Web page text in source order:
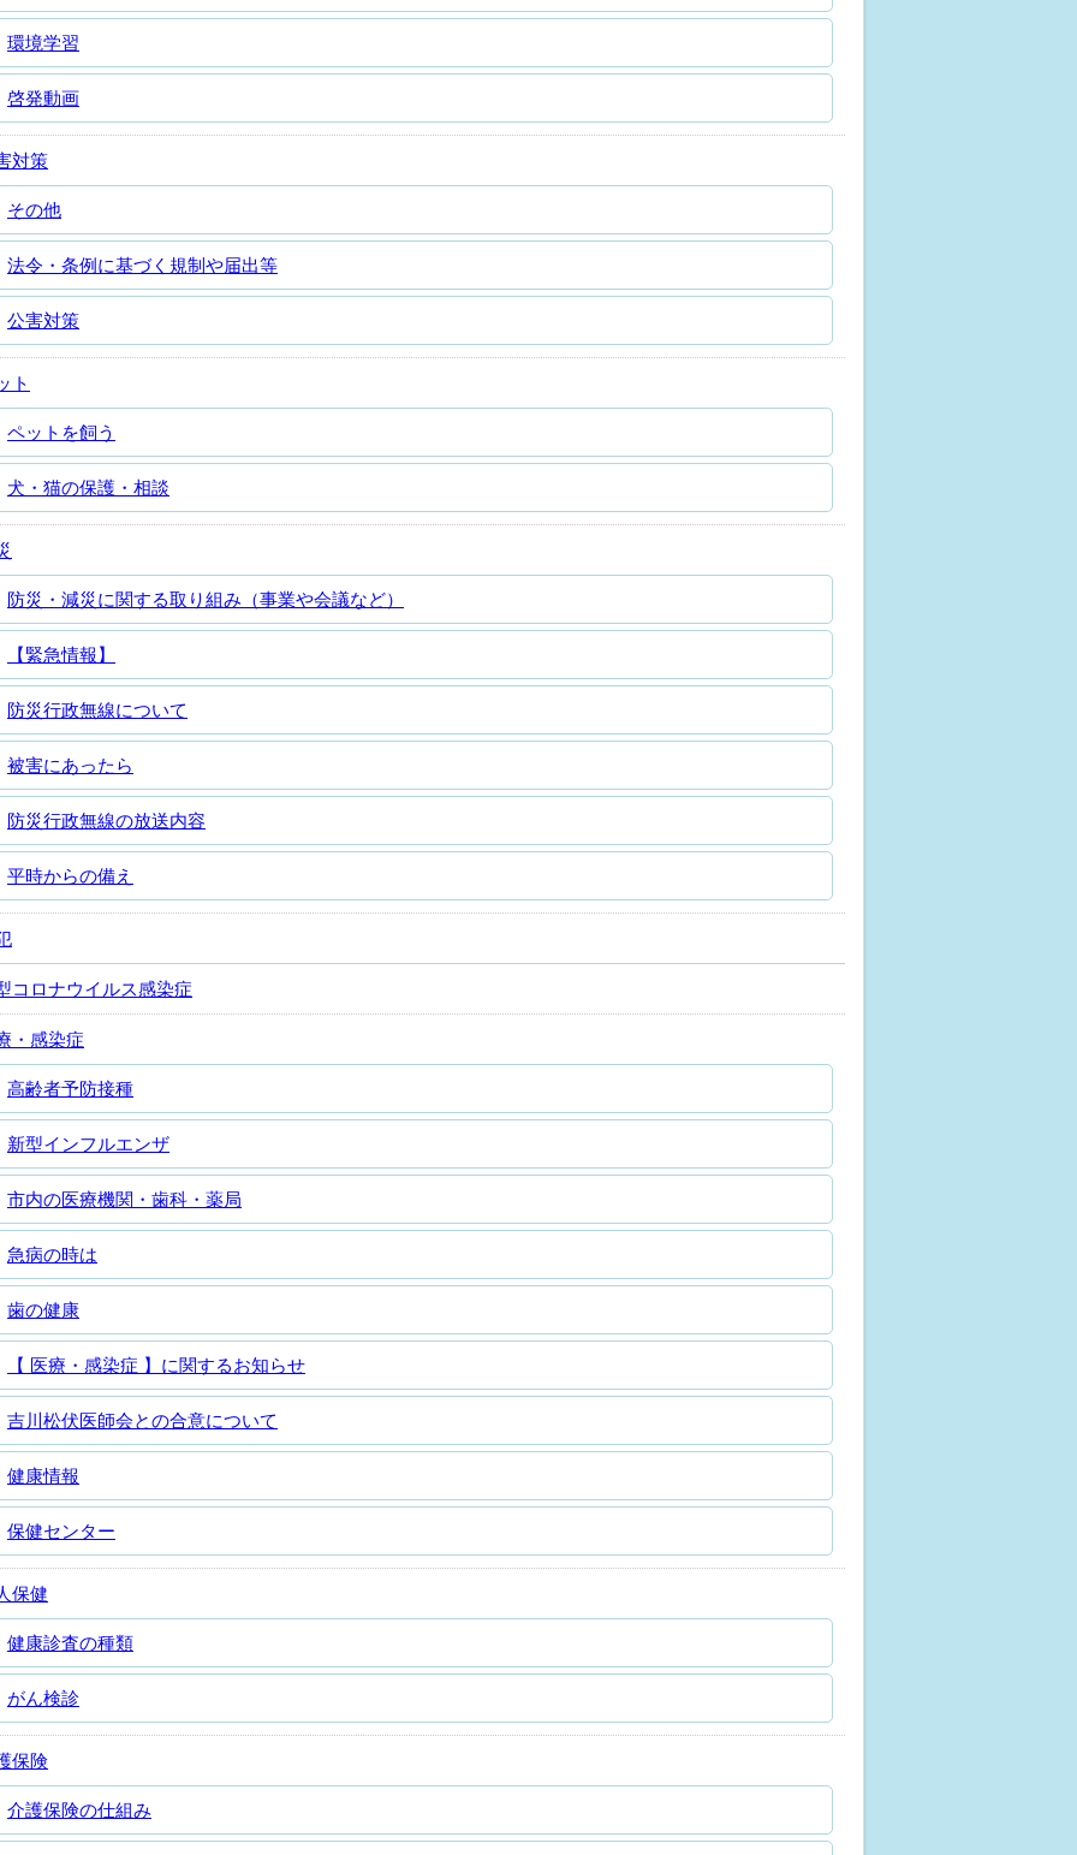
環境学習
啓発動画
対策
その他
法令・条例に基づく規制や届出等
公害対策
ト
ペットを飼う
犬・猫の保護・相談
防災・減災に関する取り組み（事業や会議など）
【緊急情報】
防災行政無線について
被害にあったら
防災行政無線の放送内容
平時からの備え
コロナウイルス感染症
・感染症
高齢者予防接種
新型インフルエンザ
市内の医療機関・歯科・薬局
急病の時は
歯の健康
【 医療・感染症 】に関するお知らせ
吉川松伏医師会との合意について
健康情報
保健センター
保健
健康診査の種類
がん検診
保険
介護保険の仕組み